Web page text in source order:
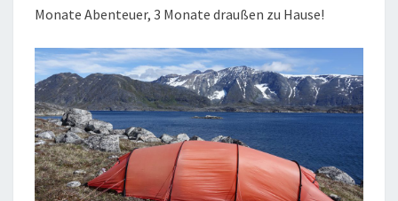
Monate Abenteuer, 3 Monate draußen zu Hause!